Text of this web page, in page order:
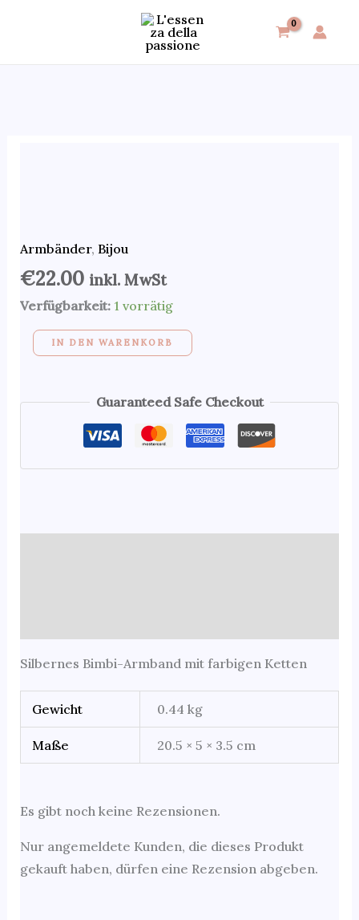
Armbänder, Bijou
€22.00 inkl. MwSt
Verfügbarkeit: 1 vorrätig
IN DEN WARENKORB
Guaranteed Safe Checkout
Silbernes Bimbi-Armband mit farbigen Ketten
Gewicht 0.44 kg
Maße 20.5 × 5 × 3.5 cm
Es gibt noch keine Rezensionen.
Nur angemeldete Kunden, die dieses Produkt
gekauft haben, dürfen eine Rezension abgeben.